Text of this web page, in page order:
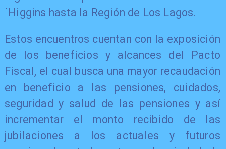
´Higgins hasta la Región de Los Lagos.
Estos encuentros cuentan con la exposición
de los beneficios y alcances del Pacto
Fiscal, el cual busca una mayor recaudación
en beneficio a las pensiones, cuidados,
seguridad y salud de las pensiones y así
incrementar el monto recibido de las
jubilaciones a los actuales y futuros